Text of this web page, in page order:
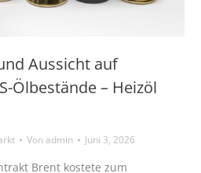
Aussicht auf
Ölbestände – Heizöl
Vonadmin Juni 3, 2026
Brent kostete zum